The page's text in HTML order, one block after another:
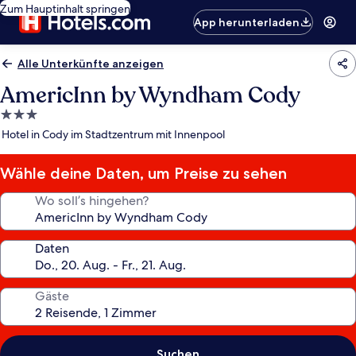
Zum Hauptinhalt springen
App herunterladen
Alle Unterkünfte anzeigen
AmericInn by Wyndham Cody
3.0-
Sterne-
Hotel in Cody im Stadtzentrum mit Innenpool
Wähle deine Daten, um Preise zu sehen
Wo soll’s hingehen?
Daten
Gäste